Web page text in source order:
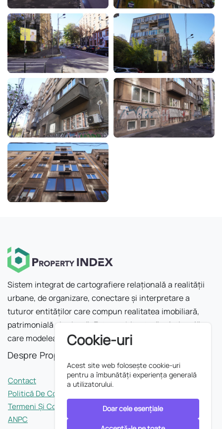
Sistem integrat de cartografiere relațională a realității
urbane, de organizare, conectare și interpretare a
tuturor entităților care compun realitatea imobiliară,
patrimonială și urbană. Este o arhitectură relațională
care modelează orașul ca rețea.
Despre Property INDEX
Contact
Politică De Confidențialitate
Termeni Și Condiții
ANPC
Cookie-uri
Acest site web folosește cookie-uri
pentru a îmbunătăți experiența generală
a utilizatorului.
Doar cele esențiale